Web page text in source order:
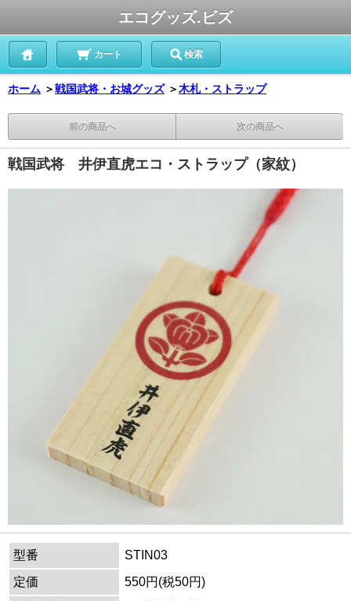
エコグッズ.ビズ
カート 検索
ホーム ＞戦国武将・お城グッズ ＞木札・ストラップ
前の商品へ 次の商品へ
戦国武将 井伊直虎エコ・ストラップ（家紋）
型番
STIN03
定価
550円(税50円)